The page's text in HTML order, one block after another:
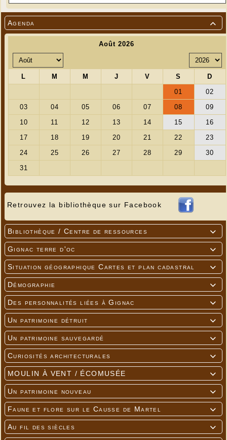

Agenda
Retrouvez la bibliothèque sur Facebook

Bibliothèque / Centre de ressources

Gignac terre d'oc

Situation géographique Cartes et plan cadastral

Démographie

Des personnalités liées à Gignac

Un patrimoine détruit

Un patrimoine sauvegardé

Curiosités architecturales

MOULIN À VENT / ÉCOMUSÉE

Un patrimoine nouveau

Faune et flore sur le Causse de Martel

Au fil des siècles